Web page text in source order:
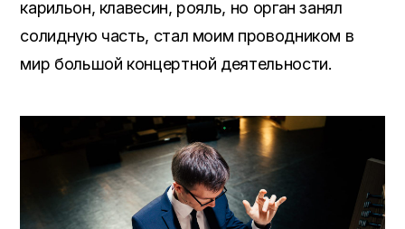
карильон, клавесин, рояль, но орган занял
солидную часть, стал моим проводником в
мир большой концертной деятельности.